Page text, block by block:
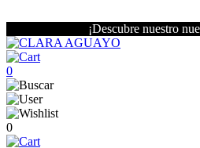
¡Descubre nuestro
0
0